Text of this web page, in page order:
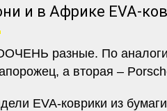
и в Африке EVA-
разные. По
а вторая –
EVA-коврики из